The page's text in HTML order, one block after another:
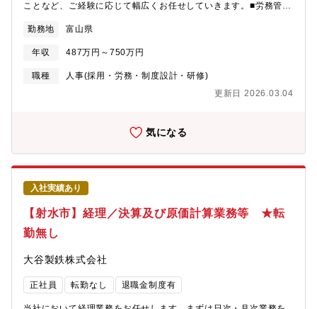
ことなど、ご経験に応じて幅広くお任せしていきます。■労務管理
康管理 等） ■採用業務（新卒・中途；年間採用約5～10人） ■評
価制度の企画・運用 ■社内教育に関する企画 等 ★上記業務のほ
か、経理や庶務業務に関しても将来的にお任せする可能性があり
ます。 ★ご経験によっては、ご入社時から人事労務チームのリー
（30歳代～60歳代が在籍） └経理/人事労務/庶務 それぞれの業
勤務地 富山県
年収 487万円～750万円
職種
人事(採用・労務・制度設計・研修)
更新日 2026.03.04
気になる
入社実績あり
【射水市】経理／決算及び原価計算業務等 ★転
勤無し
大谷製鉄株式会社
正社員 転勤なし 退職金制度有